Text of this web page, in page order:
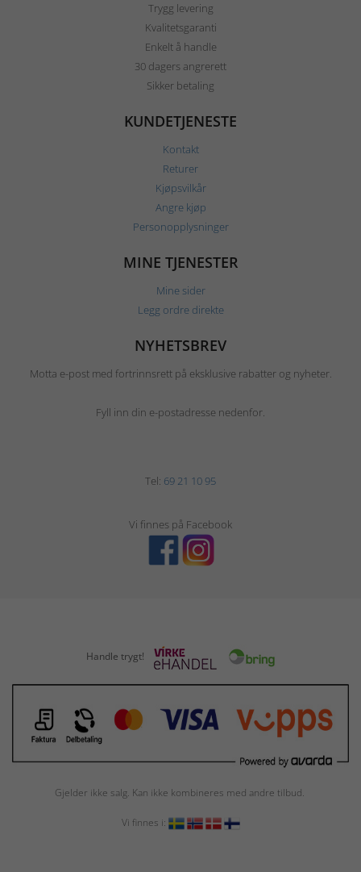
Trygg levering
Kvalitetsgaranti
Enkelt å handle
30 dagers angrerett
Sikker betaling
KUNDETJENESTE
Kontakt
Returer
Kjøpsvilkår
Angre kjøp
Personopplysninger
MINE TJENESTER
Mine sider
Legg ordre direkte
NYHETSBREV
Motta e-post med fortrinnsrett på eksklusive rabatter og nyheter.
Fyll inn din e-postadresse nedenfor.
Tel: 69 21 10 95
Vi finnes på Facebook
Handle trygt!
Gjelder ikke salg. Kan ikke kombineres med andre tilbud.
Vi finnes i: